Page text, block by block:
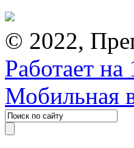
© 2022,
Работает
Мобильная